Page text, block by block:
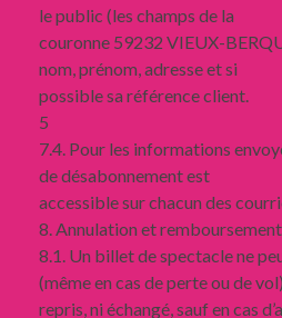
le public (les champs de la
couronne 59232 VIEUX-
nom, prénom, adresse et si
possible sa référence client.
5
7.4. Pour les informations
de désabonnement est
accessible sur chacun des
8. Annulation et remboursement
8.1. Un billet de spectacle ne
(même en cas de perte ou de
repris, ni échangé, sauf en cas